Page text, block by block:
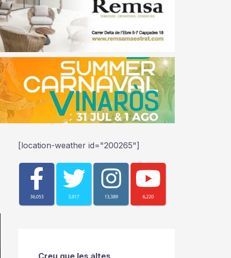
[location-weather id="200265"]
36,053 3,917 13,389 6,220
Creu que les altes